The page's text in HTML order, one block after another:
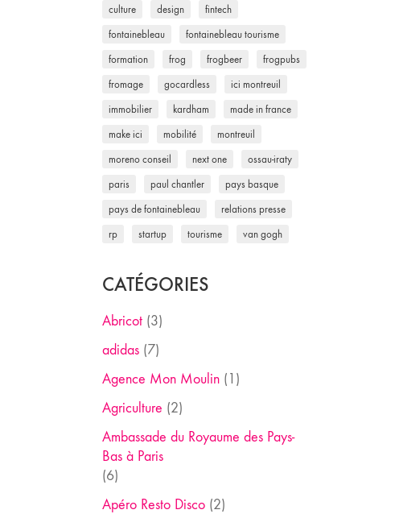
culture design fintech
fontainebleau fontainebleau tourisme
formation frog frogbeer frogpubs
fromage gocardless ici montreuil
immobilier kardham made in france
make ici mobilité montreuil
moreno conseil next one ossau-iraty
paris paul chantler pays basque
pays de fontainebleau relations presse
rp startup tourisme van gogh
CATÉGORIES
Abricot(3)
adidas(7)
Agence Mon Moulin(1)
Agriculture (2)
Ambassade du Royaume des Pays-
Bas à Paris
(6)
Apéro Resto Disco(2)